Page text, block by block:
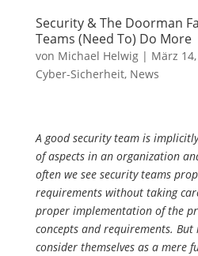
Security & The Doorman
Teams (Need To) Do More
von Michael Helwig| März
Cyber-Sicherheit, News
A good security team is
of aspects in an organization
often we see security teams
requirements without taking
proper implementation of the
concepts and requirements. But
consider themselves as a mere